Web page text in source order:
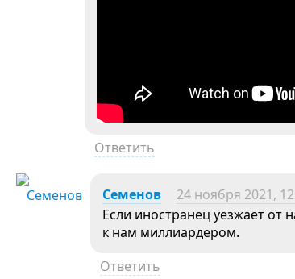
Ответить
Семенов 24 ноября 2021,
Если иностранец уезжает от
к нам миллиардером.
Ответить